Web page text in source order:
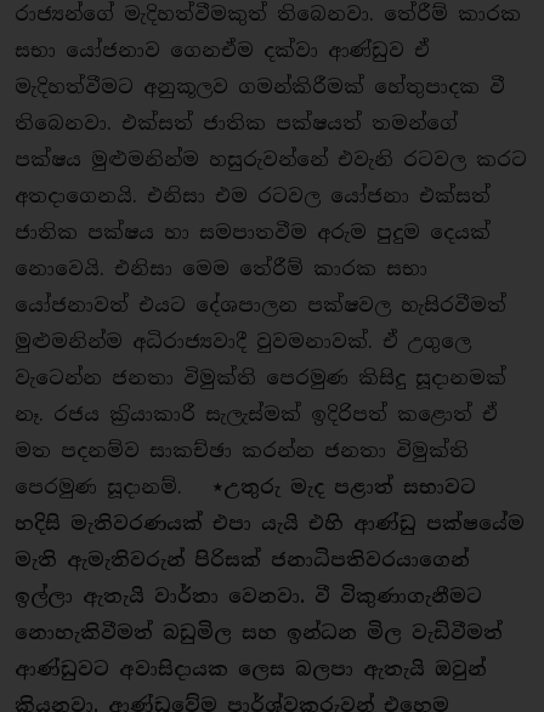
රාජ්‍යන්ගේ මැදිහත්වීමකුත් තිබෙනවා. තේරීම් කාරක
සභා යෝජනාව ගෙනඒම දක්වා ආණ්ඩුව ඒ
මැදිහත්වීමට අනුකූලව ගමන්කිරීමක් හේතුපාදක වී
තිබෙනවා. එක්සත් ජාතික පක්ෂයත් තමන්ගේ
පක්ෂය මුළුමනින්ම හසුරුවන්නේ එවැනි රටවල කරට
අතදාගෙනයි. එනිසා එම රටවල යෝජනා එක්සත්
ජාතික පක්ෂය හා සමපාතවීම අරුම පුදුම දෙයක්
නොවෙයි. එනිසා මෙම තේරීම් කාරක සභා
යෝජනාවත් එයට දේශපාලන පක්ෂවල හැසිරවීමත්
මුළුමනින්ම අධිරාජ්‍යවාදී වුවමනාවක්. ඒ උගුලෙ
වැටෙන්න ජනතා විමුක්ති පෙරමුණ කිසිදු සූදානමක්
නෑ. රජය ක‍්‍රියාකාරී සැලැස්මක් ඉදිරිපත් කළොත් ඒ
මත පදනම්ව සාකච්ඡා කරන්න ජනතා විමුක්ති
පෙරමුණ සූදානම්. ⋆උතුරු මැද පළාත් සභාවට
හදිසි මැතිවරණයක් එපා යැයි එහි ආණ්ඩු පක්ෂයේම
මැති ඇමැතිවරුන් පිරිසක් ජනාධිපතිවරයාගෙන්
ඉල්ලා ඇතැයි වාර්තා වෙනවා. වී විකුණාගැනීමට
නොහැකිවීමත් බඩුමිල සහ ඉන්ධන මිල වැඩිවීමත්
ආණ්ඩුවට අවාසිදායක ලෙස බලපා ඇතැයි ඔවුන්
කියනවා. ආණ්ඩුවේම පාර්ශ්වකරුවන් එහෙම